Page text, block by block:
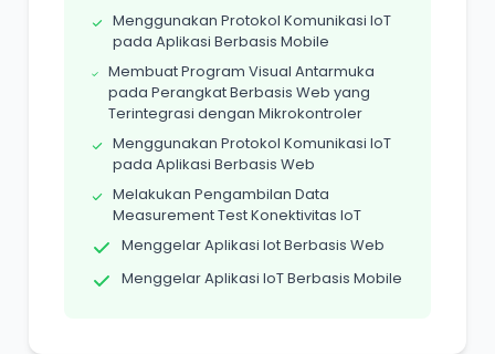
Menggunakan Protokol Komunikasi IoT
pada Aplikasi Berbasis Mobile
Membuat Program Visual Antarmuka
pada Perangkat Berbasis Web yang
Terintegrasi dengan Mikrokontroler
Menggunakan Protokol Komunikasi IoT
pada Aplikasi Berbasis Web
Melakukan Pengambilan Data
Measurement Test Konektivitas IoT
Menggelar Aplikasi Iot Berbasis Web
Menggelar Aplikasi IoT Berbasis Mobile